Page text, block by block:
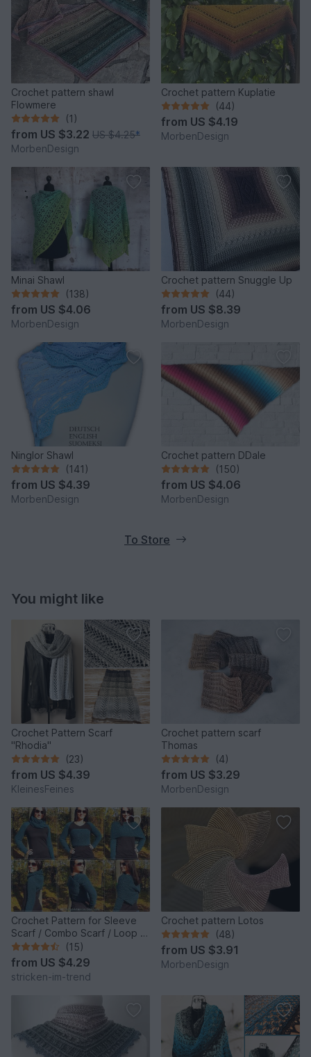
Crochet pattern shawl
Flowmere
(1)
from US $3.22 US $4.25*
MorbenDesign
Crochet pattern Kuplatie
(44)
from US $4.19
MorbenDesign
Minai Shawl
(138)
from US $4.06
MorbenDesign
Crochet pattern Snuggle Up
(44)
from US $8.39
MorbenDesign
Ninglor Shawl
(141)
from US $4.39
MorbenDesign
Crochet pattern DDale
(150)
from US $4.06
MorbenDesign
To Store
You might like
Crochet Pattern Scarf
"Rhodia"
(23)
from US $4.39
KleinesFeines
Crochet pattern scarf
Thomas
(4)
from US $3.29
MorbenDesign
Crochet Pattern for Sleeve
Scarf / Combo Scarf / Loop |
RoundAbout #1
(15)
from US $4.29
stricken-im-trend
Crochet pattern Lotos
(48)
from US $3.91
MorbenDesign